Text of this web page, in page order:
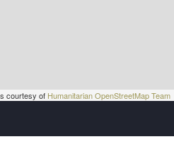
courtesy of Humanitarian OpenStreetMap Team